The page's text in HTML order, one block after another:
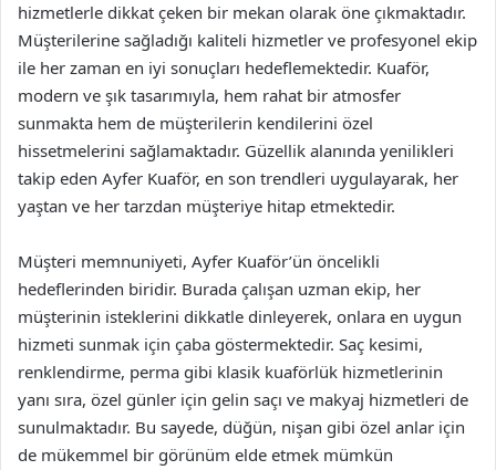
hizmetlerle dikkat çeken bir mekan olarak öne çıkmaktadır.
Müşterilerine sağladığı kaliteli hizmetler ve profesyonel ekip
ile her zaman en iyi sonuçları hedeflemektedir. Kuaför,
modern ve şık tasarımıyla, hem rahat bir atmosfer
sunmakta hem de müşterilerin kendilerini özel
hissetmelerini sağlamaktadır. Güzellik alanında yenilikleri
takip eden Ayfer Kuaför, en son trendleri uygulayarak, her
yaştan ve her tarzdan müşteriye hitap etmektedir.
Müşteri memnuniyeti, Ayfer Kuaför’ün öncelikli
hedeflerinden biridir. Burada çalışan uzman ekip, her
müşterinin isteklerini dikkatle dinleyerek, onlara en uygun
hizmeti sunmak için çaba göstermektedir. Saç kesimi,
renklendirme, perma gibi klasik kuaförlük hizmetlerinin
yanı sıra, özel günler için gelin saçı ve makyaj hizmetleri de
sunulmaktadır. Bu sayede, düğün, nişan gibi özel anlar için
de mükemmel bir görünüm elde etmek mümkün